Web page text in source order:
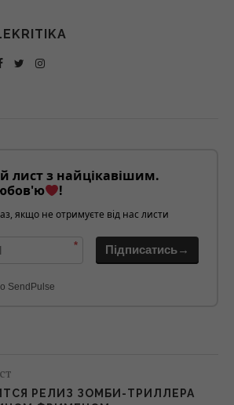
лист з найцікавішим.
!
якщо не отримуєте від нас листи
* Підписатись→
SendPulse
РЕЛИЗ ЗОМБИ-ТРИЛЛЕРА